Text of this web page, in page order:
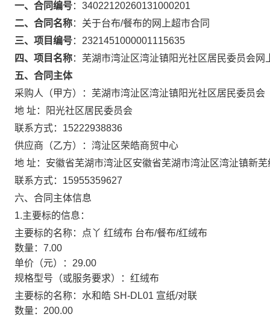
一、合同编号： 34022120260131000201
二、合同名称： 关于台布/餐布的网上超市合同
三、项目编号： 2321451000001115635
四、项目名称： 芜湖市湾沚区湾沚镇阳光社区居民委员会网
五、合同主体
采购人（甲方）： 芜湖市湾沚区湾沚镇阳光社区居民委员会
地 址：
阳光社区居民委员会
联系方式： 15222938836
供应商（乙方）： 湾沚区荣皓商贸中心
地 址： 安徽省芜湖市湾沚区安徽省芜湖市湾沚区湾沚镇新
联系方式： 15955359627
六、合同主体信息
1.主要标的信息：
主要标的名称：
点丫 红绒布 台布/餐布/红绒布
数量： 7.00
单价（元）： 29.00
规格型号（或服务要求）： 红绒布
主要标的名称： 水和皓 SH-DL01 宣纸/对联
数量： 200.00